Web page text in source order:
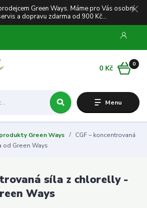
Green Ways. Máme pro Vás osobní
a dopravu zdarma od 900 Kč...
Menu
0
0 Kč
Green Ways
CGF – koncentrovaná
od Green Ways
síla z chlorelly -
Ways